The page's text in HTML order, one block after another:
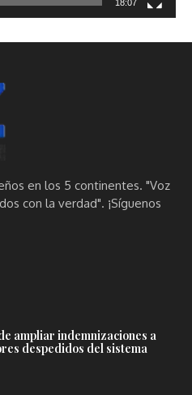
18:07
en los 5 continentes. "Voz
con la verdad". ¡Síguenos
ampliar indemnizaciones a
despedidos del sistema